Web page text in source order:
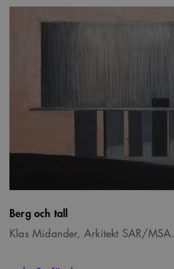
Berg och tall
Klas Midander, Arkitekt SAR/MSA.